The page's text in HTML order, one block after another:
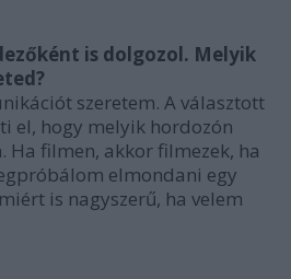
is dolgozol. Melyik
szeretem. A választott
el, hogy melyik hordozón
filmen, akkor filmezek, ha
elmondani egy
is nagyszerű, ha velem